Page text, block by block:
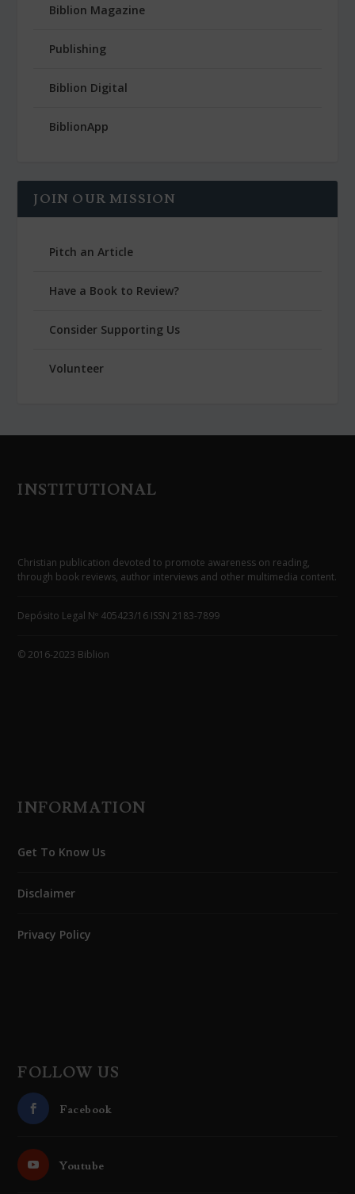
Biblion Magazine
Publishing
Biblion Digital
BiblionApp
JOIN OUR MISSION
Pitch an Article
Have a Book to Review?
Consider Supporting Us
Volunteer
INSTITUTIONAL
Christian publication devoted to promote awareness on reading,
through book reviews, author interviews and other multimedia content.
Depósito Legal Nº 405423/16 ISSN 2183-7899
© 2016-2023 Biblion
INFORMATION
Get To Know Us
Disclaimer
Privacy Policy
FOLLOW US
Facebook
Youtube